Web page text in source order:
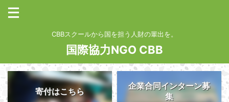
CBBスクールから国を担う人財の輩出を。
国際協力NGO CBB
寄付はこちら
企業合同インターン募
集